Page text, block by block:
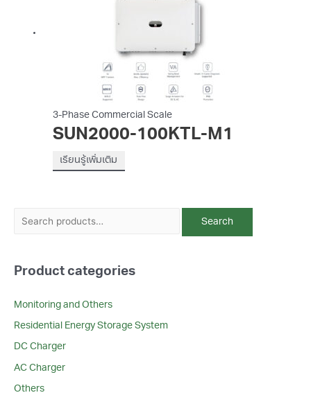
3-Phase Commercial Scale
SUN2000-100KTL-M1
เรียนรู้เพิ่มเติม
h
f
o
r
:
Search
Product categories
Monitoring and Others
Residential Energy Storage System
DC Charger
AC Charger
Others